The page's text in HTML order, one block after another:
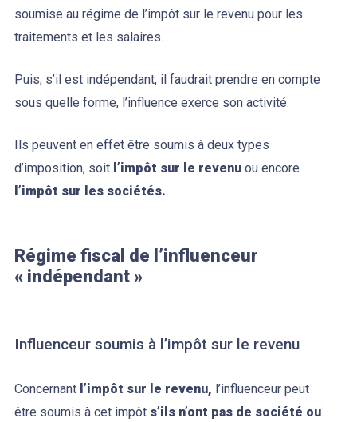
soumise au régime de l’impôt sur le revenu pour les
traitements et les salaires.
Puis, s’il est indépendant, il faudrait prendre en compte
sous quelle forme, l’influence exerce son activité.
Ils peuvent en effet être soumis à deux types
d’imposition, soit l’impôt sur le revenuou encore
l’impôt sur les sociétés.
Régime fiscal de l’influenceur
« indépendant »
Influenceur soumis à l’impôt sur le revenu
Concernant l’impôt sur le revenu, l’influenceur peut
être soumis à cet impôt s’ils n’ont pas de société ou